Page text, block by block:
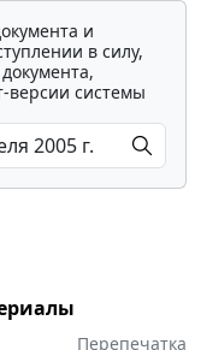
и
в силу,
версии системы
Перепечатка